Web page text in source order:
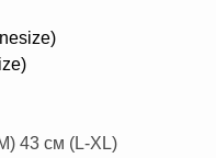
43 см (L-XL)